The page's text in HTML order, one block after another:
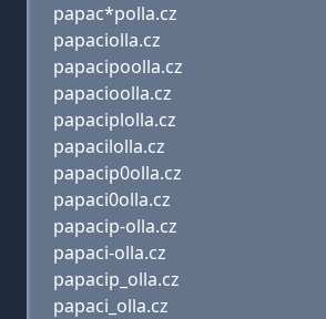
papac*polla.cz
papaciolla.cz
papacipoolla.cz
papacioolla.cz
papaciplolla.cz
papacilolla.cz
papacip0olla.cz
papaci0olla.cz
papacip-olla.cz
papaci-olla.cz
papacip_olla.cz
papaci_olla.cz